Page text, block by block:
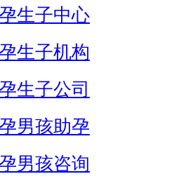
生子中心
生子机构
生子公司
男孩助孕
男孩咨询